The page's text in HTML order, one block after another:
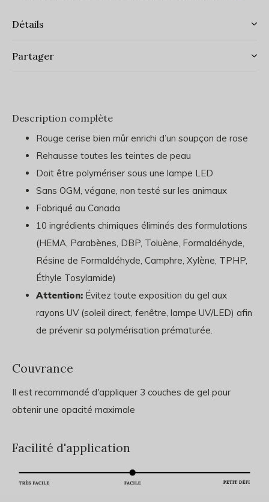
Détails
Partager
Description complète
Rouge cerise bien mûr enrichi d’un soupçon de rose
Rehausse toutes les teintes de peau
Doit être polymériser sous une lampe LED
Sans OGM, végane, non testé sur les animaux
Fabriqué au Canada
10 ingrédients chimiques éliminés des formulations
(HEMA, Parabènes, DBP, Toluène, Formaldéhyde,
Résine de Formaldéhyde, Camphre, Xylène, TPHP,
Éthyle Tosylamide)
Attention: Évitez toute exposition du gel aux
rayons UV (soleil direct, fenêtre, lampe UV/LED) afin
de prévenir sa polymérisation prématurée.
Couvrance
Il est recommandé d'appliquer 3 couches de gel pour
obtenir une opacité maximale
Facilité d'application